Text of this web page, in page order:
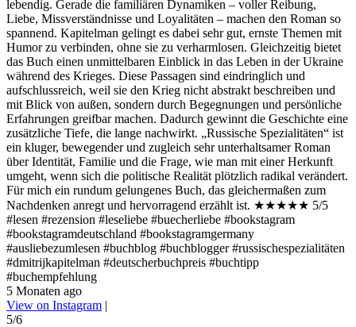
lebendig. Gerade die familiären Dynamiken – voller Reibung,
Liebe, Missverständnisse und Loyalitäten – machen den Roman so
spannend. Kapitelman gelingt es dabei sehr gut, ernste Themen mit
Humor zu verbinden, ohne sie zu verharmlosen. Gleichzeitig bietet
das Buch einen unmittelbaren Einblick in das Leben in der Ukraine
während des Krieges. Diese Passagen sind eindringlich und
aufschlussreich, weil sie den Krieg nicht abstrakt beschreiben und
mit Blick von außen, sondern durch Begegnungen und persönliche
Erfahrungen greifbar machen. Dadurch gewinnt die Geschichte eine
zusätzliche Tiefe, die lange nachwirkt. „Russische Spezialitäten“ ist
ein kluger, bewegender und zugleich sehr unterhaltsamer Roman
über Identität, Familie und die Frage, wie man mit einer Herkunft
umgeht, wenn sich die politische Realität plötzlich radikal verändert.
Für mich ein rundum gelungenes Buch, das gleichermaßen zum
Nachdenken anregt und hervorragend erzählt ist. ★★★★★ 5/5
#lesen #rezension #leseliebe #buecherliebe #bookstagram
#bookstagramdeutschland #bookstagramgermany
#ausliebezumlesen #buchblog #buchblogger #russischespezialitäten
#dmitrijkapitelman #deutscherbuchpreis #buchtipp
#buchempfehlung
5 Monaten ago
View on Instagram |
5/6